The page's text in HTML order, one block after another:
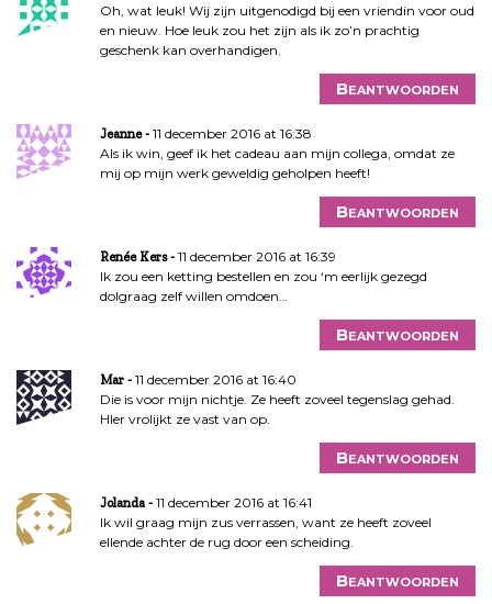
Oh, wat leuk! Wij zijn uitgenodigd bij een vriendin voor oud
en nieuw. Hoe leuk zou het zijn als ik zo’n prachtig
geschenk kan overhandigen.
Beantwoorden
Jeanne
11 december 2016 at 16:38
Als ik win, geef ik het cadeau aan mijn collega, omdat ze
mij op mijn werk geweldig geholpen heeft!
Beantwoorden
Renée Kers
11 december 2016 at 16:39
Ik zou een ketting bestellen en zou ‘m eerlijk gezegd
dolgraag zelf willen omdoen…
Beantwoorden
Mar
11 december 2016 at 16:40
Die is voor mijn nichtje. Ze heeft zoveel tegenslag gehad.
HIer vrolijkt ze vast van op.
Beantwoorden
Jolanda
11 december 2016 at 16:41
Ik wil graag mijn zus verrassen, want ze heeft zoveel
ellende achter de rug door een scheiding.
Beantwoorden